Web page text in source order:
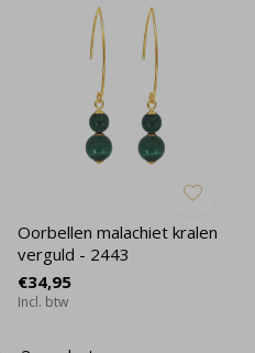
Oorbellen malachiet kralen
verguld - 2443
€34,95
Incl. btw